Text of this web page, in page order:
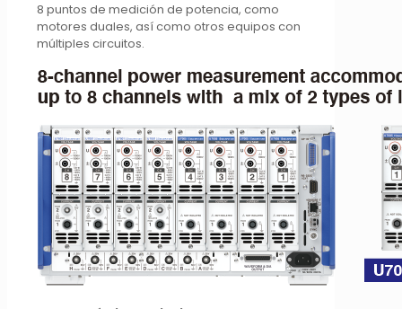
8 puntos de medición de potencia, como
motores duales, así como otros equipos con
múltiples circuitos.